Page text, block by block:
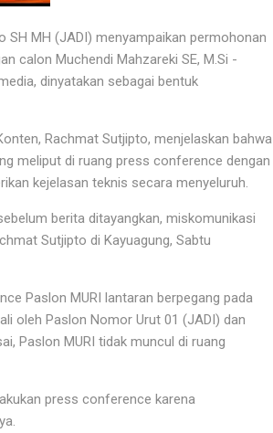
SH MH (JADI) menyampaikan permohonan
calon Muchendi Mahzareki SE, M.Si -
dinyatakan sebagai bentuk
Rachmat Sutjipto, menjelaskan bahwa
meliput di ruang press conference dengan
kejelasan teknis secara menyeluruh.
berita ditayangkan, miskomunikasi
Sutjipto di Kayuagung, Sabtu
Paslon MURI lantaran berpegang pada
oleh Paslon Nomor Urut 01 (JADI) dan
Paslon MURI tidak muncul di ruang
press conference karena